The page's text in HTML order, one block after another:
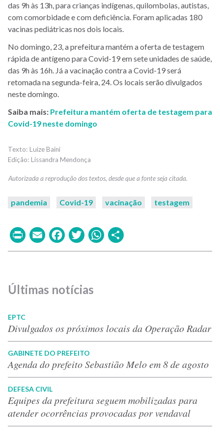
das 9h às 13h, para crianças indígenas, quilombolas, autistas,
com comorbidade e com deficiência. Foram aplicadas 180
vacinas pediátricas nos dois locais.
No domingo, 23, a prefeitura mantém a oferta de testagem
rápida de antígeno para Covid-19 em sete unidades de saúde,
das 9h às 16h. Já a vacinação contra a Covid-19 será
retomada na segunda-feira, 24. Os locais serão divulgados
neste domingo.
Saiba mais: Prefeitura mantém oferta de testagem para
Covid-19 neste domingo
Luize Baini
Lissandra Mendonça
pandemia Covid-19 vacinação testagem
PrintEmailFacebook
TwitterWhatsApp
Últimas notícias
EPTC
Divulgados os próximos locais da Operação Radar
GABINETE DO PREFEITO
Agenda do prefeito Sebastião Melo em 8 de agosto
DEFESA CIVIL
Equipes da prefeitura seguem mobilizadas para
atender ocorrências provocadas por vendaval